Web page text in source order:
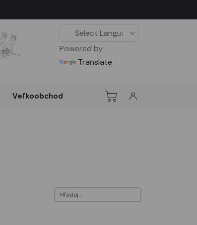
Powered by
Translate
Veľkoobchod